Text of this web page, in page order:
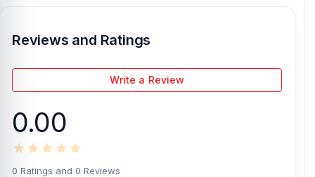
Reviews and Ratings
Write a Review
0.00
0 Ratings and 0 Reviews